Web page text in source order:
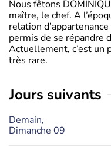
Nous fêtons
maître, le chef. A
relation
permis de se répandre
Actuellement, c’est un
très rare.
jours suivants
Demain,
Dimanche 09